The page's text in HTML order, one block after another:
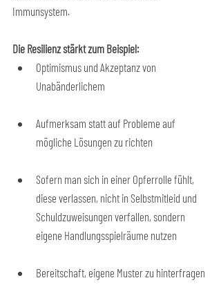
Immunsystem.
Die Resilienz stärkt zum Beispiel:
Optimismus und Akzeptanz von
Unabänderlichem
Aufmerksam statt auf Probleme auf
mögliche Lösungen zu richten
Sofern man sich in einer Opferrolle fühlt,
diese verlassen, nicht in Selbstmitleid und
Schuldzuweisungen verfallen, sondern
eigene Handlungsspielräume nutzen
Bereitschaft, eigene Muster zu hinterfragen